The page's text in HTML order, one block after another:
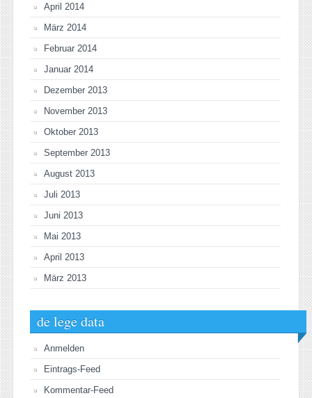
April 2014
März 2014
Februar 2014
Januar 2014
Dezember 2013
November 2013
Oktober 2013
September 2013
August 2013
Juli 2013
Juni 2013
Mai 2013
April 2013
März 2013
de lege data
Anmelden
Eintrags-Feed
Kommentar-Feed